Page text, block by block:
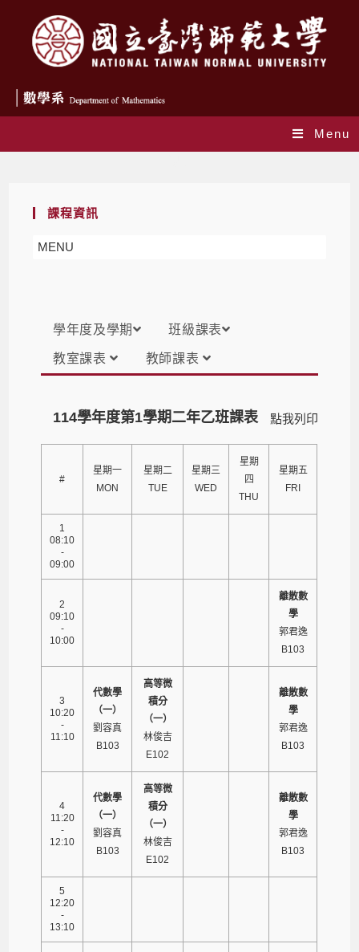
Menu
課程資訊
MENU
學年度及學期 班級課表
教室課表 教師課表
點我列印
114學年度第1學期二年乙班課表
#
星期一
MON
星期二
TUE
星期三
WED
星期
四
THU
星期五
FRI
1
08:10
-
09:00
2
09:10
-
10:00
離散數
學
郭君逸
B103
3
10:20
-
11:10
代數學
（一）
劉容真
B103
高等微
積分
（一）
林俊吉
E102
離散數
學
郭君逸
B103
4
11:20
-
12:10
代數學
（一）
劉容真
B103
高等微
積分
（一）
林俊吉
E102
離散數
學
郭君逸
B103
5
12:20
-
13:10